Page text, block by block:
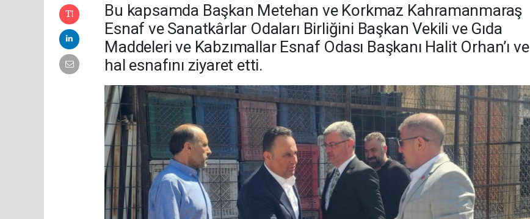
Bu kapsamda Başkan Metehan ve Korkmaz Kahramanmaraş
Esnaf ve Sanatkârlar Odaları Birliğini Başkan Vekili ve Gıda
Maddeleri ve Kabzımallar Esnaf Odası Başkanı Halit Orhan’ı ve
hal esnafını ziyaret etti.